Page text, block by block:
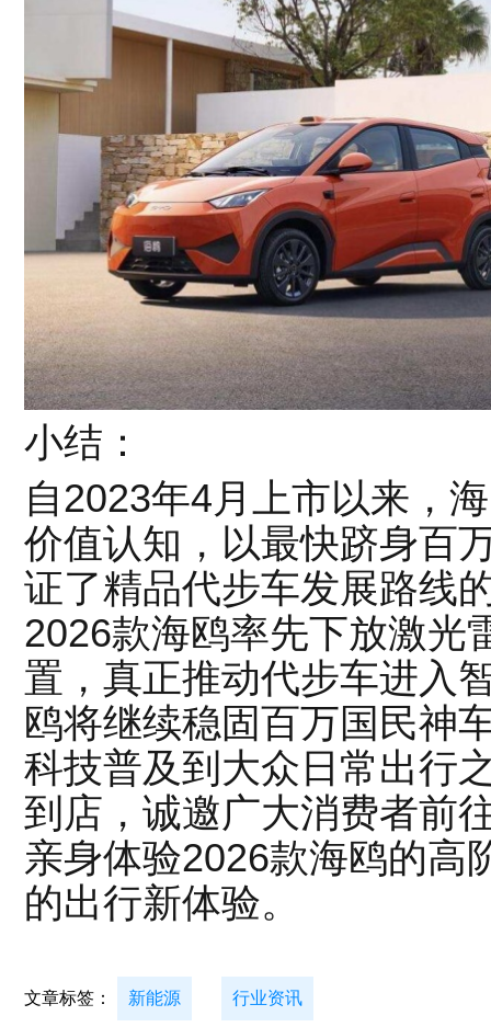
小结：
自2023年4月上市以来，
价值认知，以最快跻身百
证了精品代步车发展路线
2026款海鸥率先下放激光
置，真正推动代步车进入
鸥将继续稳固百万国民神
科技普及到大众日常出行
到店，诚邀广大消费者前
亲身体验2026款海鸥的高
的出行新体验。
文章标签： 新能源 行业资讯